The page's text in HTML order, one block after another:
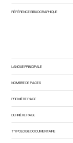
RÉFÉRENCE BIBLIOGRAPHIQUE
LANGUE PRINCIPALE
NOMBRE DE PAGES
PREMIÈRE PAGE
DERNIÈRE PAGE
TYPOLOGIE DOCUMENTAIRE